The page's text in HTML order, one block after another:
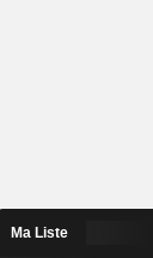
Ma Liste